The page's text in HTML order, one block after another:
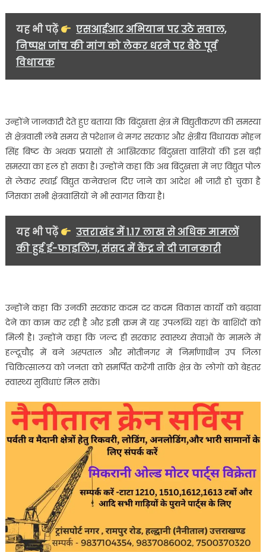
की
यह भी पढ़ें
एसआईआर अभियान पर उठे सवाल,
निष्पक्ष जांच की मांग को लेकर धरने पर बैठे पूर्व
विधायक
उन्होंने जानकारी देते हुए बताया कि बिंदुखत्ता क्षेत्र में विद्युतीकरण की समस्या
से क्षेत्रवासी लंबे समय से परेशान थे मगर सरकार और क्षेत्रीय विधायक मोहन
सिंह बिष्ट के अथक प्रयासों से आखिरकार बिंदुखत्ता वासियों की इस बड़ी
समस्या का हल हो सका है। उन्होंने कहा कि अब बिंदुखत्ता में नए विद्युत पोल
से लेकर स्थाई विद्युत कनेक्शन दिए जाने का आदेश भी जारी हो चुका है
जिसका सभी क्षेत्रवासियों ने भी स्वागत किया है।
यह भी पढ़ें
उत्तराखंड में 1.17 लाख से अधिक मामलों
की हुई ई-फाइलिंग, संसद में केंद्र ने दी जानकारी
उन्होंने कहा कि उनकी सरकार कदम दर कदम विकास कार्यों को बढ़ावा
देने का काम कर रही है और इसी क्रम में यह उपलब्धि यहां के बाशिंदों को
मिली है। उन्होंने कहा कि जल्द ही सरकार स्वास्थ्य सेवाओं के मामले में
हल्दूचौड़ में बने अस्पताल और मोतीनगर में निर्माणाधीन उप जिला
चिकित्सालय को जनता को समर्पित करेंगी ताकि क्षेत्र के लोगों को बेहतर
स्वास्थ्य सुविधाएं मिल सकें।